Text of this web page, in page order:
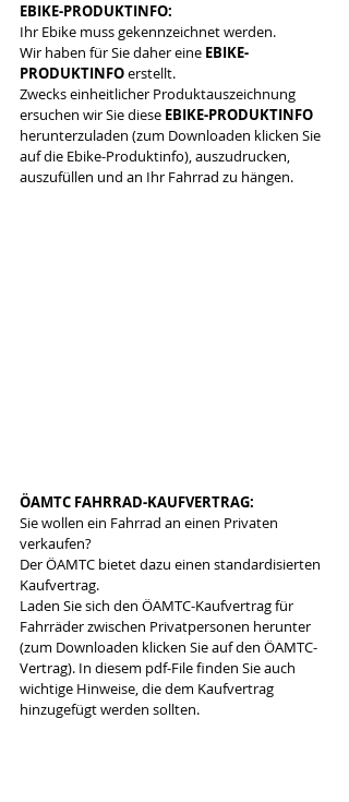
EBIKE-PRODUKTINFO:
Ihr Ebike muss gekennzeichnet werden.
Wir haben für Sie daher eine EBIKE-
PRODUKTINFO erstellt.
Zwecks einheitlicher Produktauszeichnung
ersuchen wir Sie diese EBIKE-PRODUKTINFO
herunterzuladen (zum Downloaden klicken Sie
auf die Ebike-Produktinfo), auszudrucken,
auszufüllen und an Ihr Fahrrad zu hängen.
ÖAMTC FAHRRAD-KAUFVERTRAG:
Sie wollen ein Fahrrad an einen Privaten
verkaufen?
Der ÖAMTC bietet dazu einen standardisierten
Kaufvertrag.
Laden Sie sich den ÖAMTC-Kaufvertrag für
Fahrräder zwischen Privatpersonen herunter
(zum Downloaden klicken Sie auf den ÖAMTC-
Vertrag). In diesem pdf-File finden Sie auch
wichtige Hinweise, die dem Kaufvertrag
hinzugefügt werden sollten.